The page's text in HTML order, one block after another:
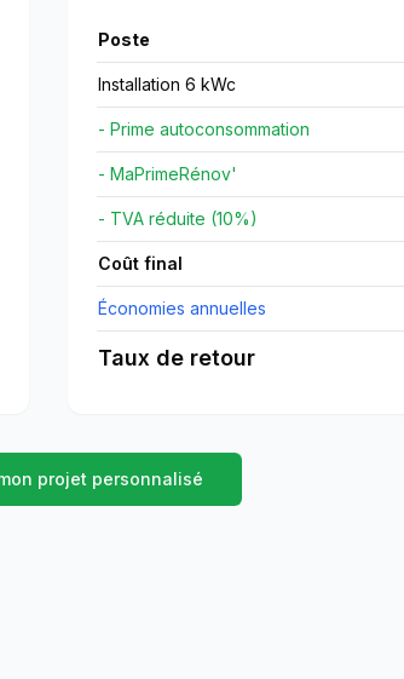
Poste
Installation 6 kWc
- Prime autoconsommation
- MaPrimeRénov'
- TVA réduite (10%)
Coût final
Économies annuelles
Taux de retour
projet personnalisé